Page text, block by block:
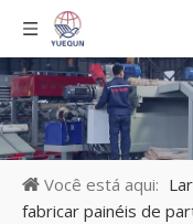
Você está aqui: Lar
fabricar painéis de